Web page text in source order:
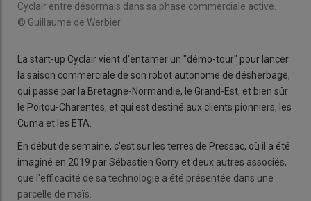
Cyclair entre désormais dans sa phase commerciale active.
© Guillaume de Werbier
La start-up Cyclair vient d'entamer un "démo-tour" pour lancer
la saison commerciale de son robot autonome de désherbage,
qui passe par la Bretagne-Normandie, le Grand-Est, et bien sûr
le Poitou-Charentes, et qui est destiné aux clients pionniers, les
Cuma et les ETA.
En début de semaine, c'est sur les terres de Pressac, où il a été
imaginé en 2019 par Sébastien Gorry et deux autres associés,
que l'efficacité de sa technologie a été présentée dans une
parcelle de maïs.